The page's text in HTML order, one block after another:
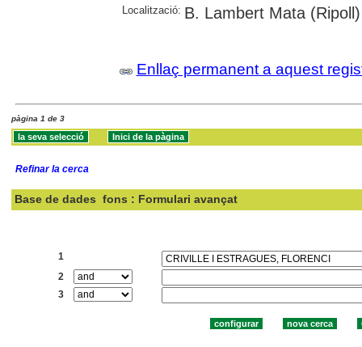
Localització: B. Lambert Mata (Ripoll)
Enllaç permanent a aquest
pàgina 1 de 3
Refinar la cerca
Base de dades fons : Formulari avançat
1
2
3